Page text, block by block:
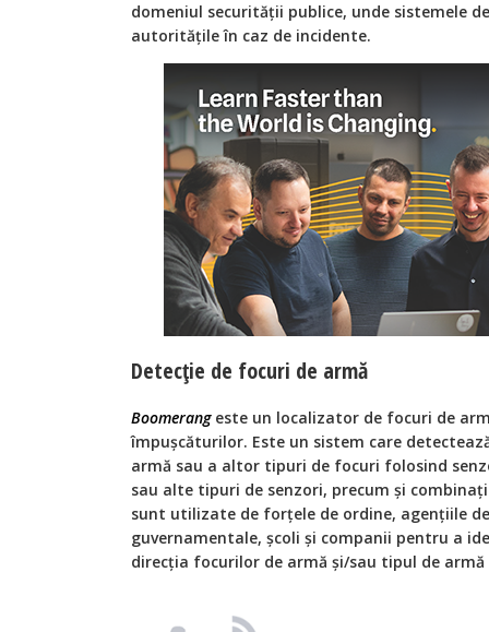
domeniul securității publice, unde sistemele
autoritățile în caz de incidente.
Detecție de focuri de armă
Boomerangeste un localizator de focuri de
împușcăturilor. Este un sistem care
armă sau a altor tipuri de focuri folosind
sau alte tipuri de senzori, precum și
sunt utilizate de forțele de ordine, agențiile
guvernamentale, școli și companii pentru a
direcția focurilor de armă și/sau tipul de